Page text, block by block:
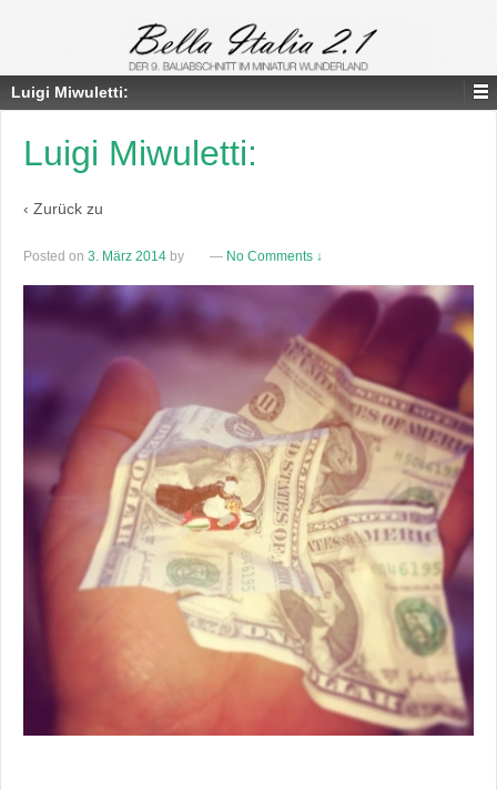
Luigi Miwuletti:
Luigi Miwuletti:
‹ Zurück zu
Posted on 3. März 2014 by — No Comments ↓